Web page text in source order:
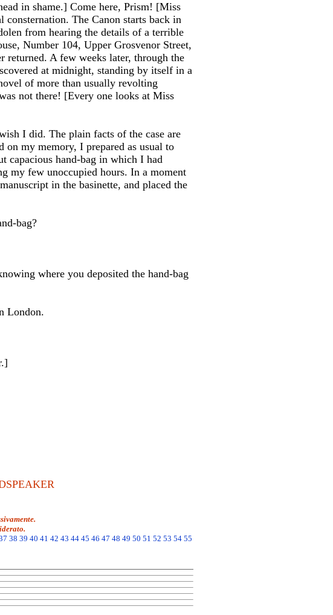
in shame.] Come here, Prism! [Miss
consternation. The Canon starts back in
from hearing the details of a terrible
Number 104, Upper Grosvenor Street,
returned. A few weeks later, through the
at midnight, standing by itself in a
of more than usually revolting
not there! [Every one looks at Miss
I did. The plain facts of the case are
on my memory, I prepared as usual to
capacious hand-bag in which I had
my few unoccupied hours. In a moment
in the basinette, and placed the
bag?
where you deposited the hand-bag
London.
38 39 40 41 42 43 44 45 46 47 48 49 50 51 52 53 54 55